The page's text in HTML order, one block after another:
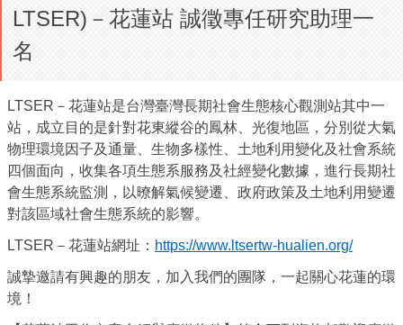
LTSER)－花蓮站 誠徵專任研究助理一
名
LTSER －花蓮站是台灣臺灣長期社會生態核心觀測站其中一
站，成立目的是針對花東縱谷的鳳林、光復地區，分別從大氣
物理環境因子及通量、生物多樣性、土地利用變化及社會系統
四個面向，收集各項生態系服務及社經變化數據，進行長期社
會生態系統監測，以暸解氣候變遷、政府政策及土地利用變遷
對該區域社會生態系統的影響。
LTSER －花蓮站網址： https://www.ltsertw-hualien.org/
誠摯邀請有興趣的朋友，加入我們的團隊，一起關心花蓮的環
境！